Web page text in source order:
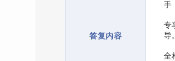
答复内容
手
专
导。
全